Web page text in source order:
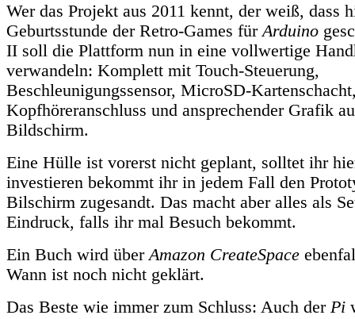
Wer das Projekt aus 2011 kennt, der weiß, dass
Geburtsstunde der Retro-Games fürArduino
II soll die Plattform nun in eine vollwertige
verwandeln: Komplett mit Touch-Steuerung,
Beschleunigungssensor, MicroSD-
Kopfhöreranschluss und ansprechender Grafik
Bildschirm.
Eine Hülle ist vorerst nicht geplant, solltet ihr
investieren bekommt ihr in jedem Fall den
Bilschirm zugesandt. Das macht aber alles als
Eindruck, falls ihr mal Besuch bekommt.
Ein Buch wird überAmazon CreateSpace
Wann ist noch nicht geklärt.
Das Beste wie immer zum Schluss: Auch der Pi